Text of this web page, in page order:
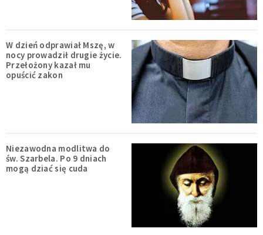
W dzień odprawiał Mszę, w
nocy prowadził drugie życie.
Przełożony kazał mu
opuścić zakon
Niezawodna modlitwa do
św. Szarbela. Po 9 dniach
mogą dziać się cuda